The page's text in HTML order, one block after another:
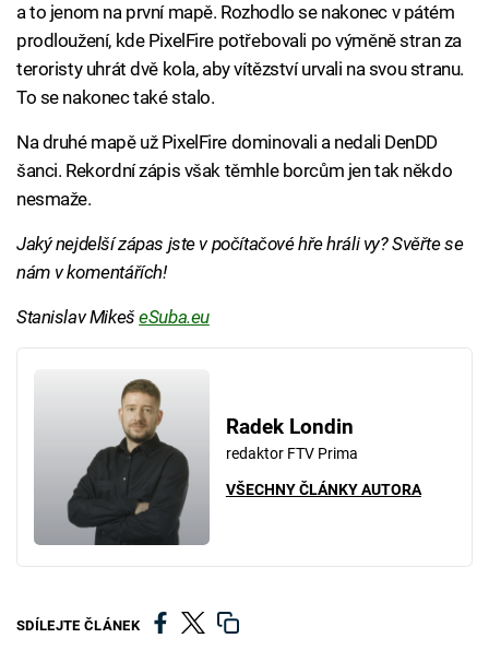
a to jenom na první mapě. Rozhodlo se nakonec v pátém
prodloužení, kde PixelFire potřebovali po výměně stran za
teroristy uhrát dvě kola, aby vítězství urvali na svou stranu.
To se nakonec také stalo.
Na druhé mapě už PixelFire dominovali a nedali DenDD
šanci. Rekordní zápis však těmhle borcům jen tak někdo
nesmaže.
Jaký nejdelší zápas jste v počítačové hře hráli vy? Svěřte se
nám v komentářích!
Stanislav MikešeSuba.eu
Radek Londin
redaktor FTV Prima
VŠECHNY ČLÁNKY AUTORA
SDÍLEJTE ČLÁNEK